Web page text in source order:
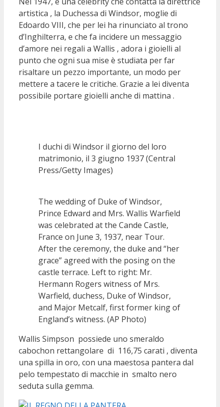
artistica , la Duchessa di Windsor, moglie di
Edoardo VIII, che per lei ha rinunciato al trono
d’Inghilterra, e che fa incidere un messaggio
d’amore nei regali a Wallis , adora i gioielli al
punto che ogni sua mise è studiata per far
risaltare un pezzo importante, un modo per
mettere a tacere le critiche. Grazie a lei diventa
possibile portare gioielli anche di mattina .
I duchi di Windsor il giorno del loro
matrimonio, il 3 giugno 1937 (Central
Press/Getty Images)
The wedding of Duke of Windsor,
Prince Edward and Mrs. Wallis Warfield
was celebrated at the Cande Castle,
France on June 3, 1937, near Tour.
After the ceremony, the duke and “her
grace” agreed with the posing on the
castle terrace. Left to right: Mr.
Hermann Rogers witness of Mrs.
Warfield, duchess, Duke of Windsor,
and Major Metcalf, first former king of
England’s witness. (AP Photo)
Wallis Simpson possiede uno smeraldo
cabochon rettangolare di 116,75 carati , diventa
una spilla in oro, con una maestosa pantera dal
pelo tempestato di macchie in smalto nero
seduta sulla gemma.